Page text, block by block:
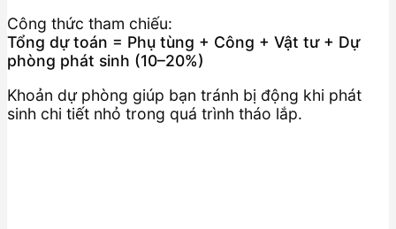
Công thức tham chiếu:
Tổng dự toán = Phụ tùng + Công + Vật tư + Dự
phòng phát sinh (10–20%)
Khoản dự phòng giúp bạn tránh bị động khi phát
sinh chi tiết nhỏ trong quá trình tháo lắp.